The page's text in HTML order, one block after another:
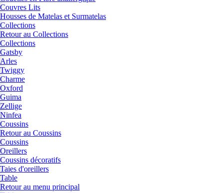
Couvres Lits
Housses de Matelas et Surmatelas
Collections
Retour au Collections
Collections
Gatsby
Arles
Twiggy
Charme
Oxford
Guima
Zellige
Ninfea
Coussins
Retour au Coussins
Coussins
Oreillers
Coussins décoratifs
Taies d'oreillers
Table
Retour au menu principal